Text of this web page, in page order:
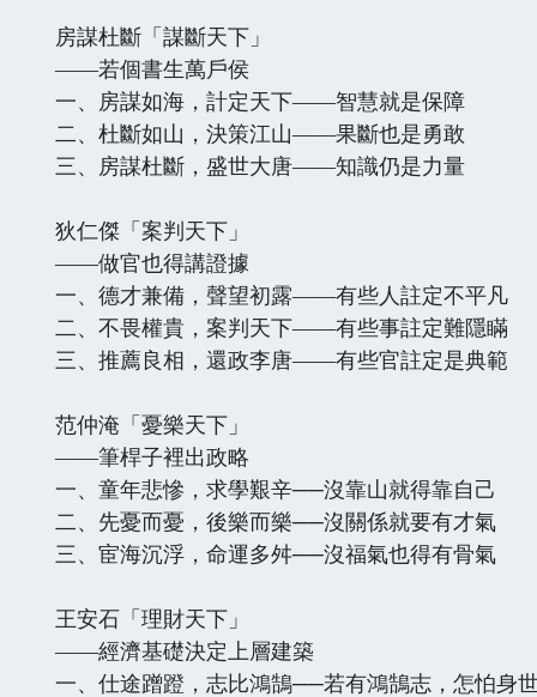
房謀杜斷「謀斷天下」
——若個書生萬戶侯
一、房謀如海，計定天下——智慧就是保障
二、杜斷如山，決策江山——果斷也是勇敢
三、房謀杜斷，盛世大唐——知識仍是力量
狄仁傑「案判天下」
——做官也得講證據
一、德才兼備，聲望初露——有些人註定不平凡
二、不畏權貴，案判天下——有些事註定難隱瞞
三、推薦良相，還政李唐——有些官註定是典範
范仲淹「憂樂天下」
——筆桿子裡出政略
一、童年悲慘，求學艱辛──沒靠山就得靠自己
二、先憂而憂，後樂而樂──沒關係就要有才氣
三、宦海沉浮，命運多舛──沒福氣也得有骨氣
王安石「理財天下」
——經濟基礎決定上層建築
一、仕途蹭蹬，志比鴻鵠──若有鴻鵠志，怎怕身